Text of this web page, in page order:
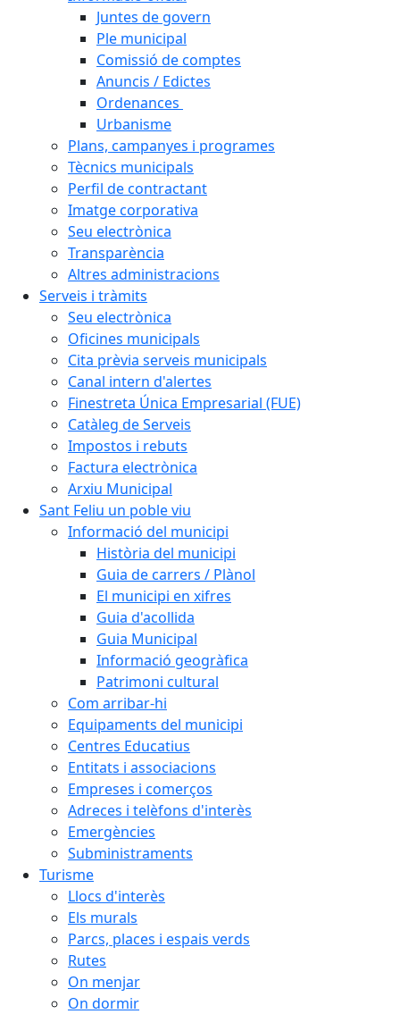
Juntes de govern
Ple municipal
Comissió de comptes
Anuncis / Edictes
Ordenances
Urbanisme
Plans, campanyes i programes
Tècnics municipals
Perfil de contractant
Imatge corporativa
Seu electrònica
Transparència
Altres administracions
Serveis i tràmits
Seu electrònica
Oficines municipals
Cita prèvia serveis municipals
Canal intern d'alertes
Finestreta Única Empresarial (FUE)
Catàleg de Serveis
Impostos i rebuts
Factura electrònica
Arxiu Municipal
Sant Feliu un poble viu
Informació del municipi
Història del municipi
Guia de carrers / Plànol
El municipi en xifres
Guia d'acollida
Guia Municipal
Informació geogràfica
Patrimoni cultural
Com arribar-hi
Equipaments del municipi
Centres Educatius
Entitats i associacions
Empreses i comerços
Adreces i telèfons d'interès
Emergències
Subministraments
Turisme
Llocs d'interès
Els murals
Parcs, places i espais verds
Rutes
On menjar
On dormir